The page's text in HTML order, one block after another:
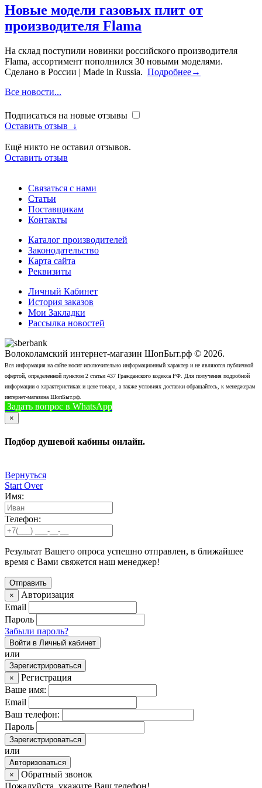
Новые модели газовых плит от
производителя Flama
На склад поступили новинки российского производителя
Flama, ассортимент пополнился 30 новыми моделями.
Сделано в России | Made in Russia. Подробнее→
Все новости...
Подписаться на новые отзывы
Оставить отзыв
↓
Ещё никто не оставил отзывов.
Оставить отзыв
Связаться с нами
Статьи
Поставщикам
Контакты
Каталог производителей
Законодательство
Карта сайта
Реквизиты
Личный Кабинет
История заказов
Мои Закладки
Рассылка новостей
Волоколамский интернет-магазин ШопБыт.рф © 2026.
Вся информация на сайте носит исключительно информационный характер и не являются публичной
офертой, определенной пунктом 2 статьи 437 Гражданского кодекса РФ. Для получения подробной
информации о характеристиках и цене товара, а также условиях доставки обращайтесь, к менеджерам
интернет-магазина ШопБыт.рф.
Задать вопрос в WhatsApp
×
Подбор душевой кабины онлайн.
Вернуться
Start Over
Имя:
Телефон:
Результат Вашего опроса успешно отправлен, в ближайшее
время с Вами свяжется наш менеджер!
×
Авторизация
Email
Пароль
Забыли пароль?
Войти в Личный кабинет
или
Зарегистрироваться
×
Регистрация
Ваше имя:
Email
Ваш телефон:
Пароль
Зарегистрироваться
или
Авторизоваться
×
Обратный звонок
Пожалуйста, укажите Ваш телефон!